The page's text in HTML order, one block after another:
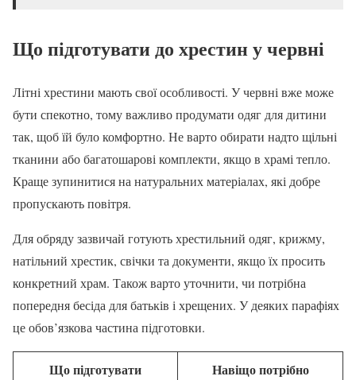
Що підготувати до хрестин у червні
Літні хрестини мають свої особливості. У червні вже може
бути спекотно, тому важливо продумати одяг для дитини
так, щоб їй було комфортно. Не варто обирати надто щільні
тканини або багатошарові комплекти, якщо в храмі тепло.
Краще зупинитися на натуральних матеріалах, які добре
пропускають повітря.
Для обряду зазвичай готують хрестильний одяг, крижму,
натільний хрестик, свічки та документи, якщо їх просить
конкретний храм. Також варто уточнити, чи потрібна
попередня бесіда для батьків і хрещених. У деяких парафіях
це обов’язкова частина підготовки.
Що підготувати Навіщо потрібно